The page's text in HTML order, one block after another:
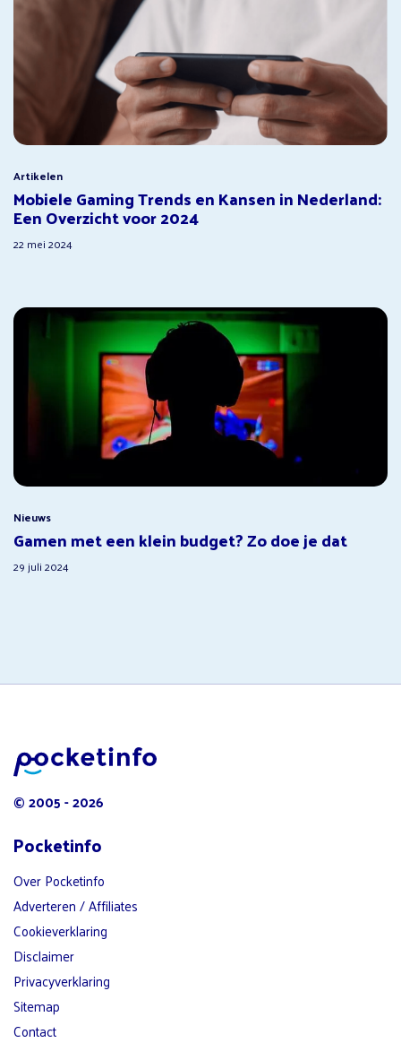
Artikelen
Mobiele Gaming Trends en Kansen in Nederland:
Een Overzicht voor 2024
22 mei 2024
Nieuws
Gamen met een klein budget? Zo doe je dat
29 juli 2024
© 2005 - 2026
Pocketinfo
Over Pocketinfo
Adverteren / Affiliates
Cookieverklaring
Disclaimer
Privacyverklaring
Sitemap
Contact